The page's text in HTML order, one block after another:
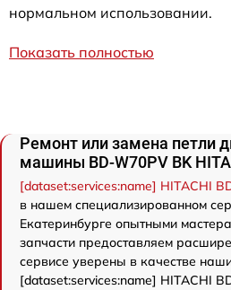
нормальном использовании.
Показать полностью
Ремонт или замена петли
машины BD-W70PV BK
[dataset:services:name] HITACHI
в нашем специализированном
Екатеринбурге опытными
запчасти предоставляем
сервисе уверены в качестве
[dataset:services:name] HITACHI